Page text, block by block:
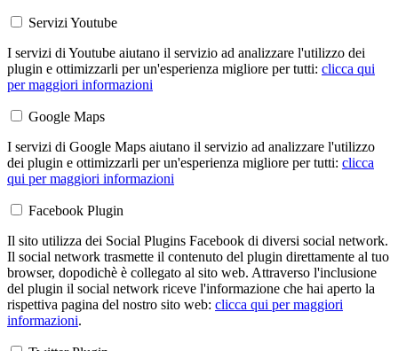
Servizi Youtube
I servizi di Youtube aiutano il servizio ad analizzare l'utilizzo dei
plugin e ottimizzarli per un'esperienza migliore per tutti: clicca qui
per maggiori informazioni
Google Maps
I servizi di Google Maps aiutano il servizio ad analizzare l'utilizzo
dei plugin e ottimizzarli per un'esperienza migliore per tutti: clicca
qui per maggiori informazioni
Facebook Plugin
Il sito utilizza dei Social Plugins Facebook di diversi social network.
Il social network trasmette il contenuto del plugin direttamente al tuo
browser, dopodichè è collegato al sito web. Attraverso l'inclusione
del plugin il social network riceve l'informazione che hai aperto la
rispettiva pagina del nostro sito web: clicca qui per maggiori
informazioni.